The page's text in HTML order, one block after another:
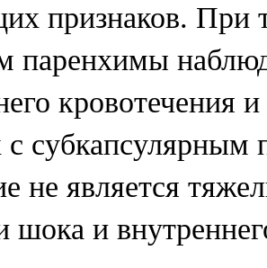
признаков. При
паренхимы
кровотечения
субкапсулярным
не является
шока и